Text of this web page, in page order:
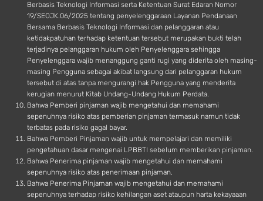
Berbasis Teknologi Informasi serta Ketentuan Surat Edaran Nomor
19/SEOJK.06/2025 tentang penyelenggaraan Layanan Pendanaan
Bersama Berbasis Teknologi Informasi dan pelanggaran atau
ketidakpatuhan terhadap ketentuan tersebut merupakan bukti telah
terjadinya pelanggaran hukum oleh Penyelenggara sehingga
Penyelenggara wajib menanggung ganti rugi yang diderita oleh masing-
masing Pengguna sebagai akibat langsung dari pelanggaran hukum
tersebut di atas tanpa mengurangi hak Pengguna yang menderita
kerugian menurut Kitab Undang-Undang Hukum Perdata.
Bahwa Pemberi pinjaman wajib mengetahui dan memahami
sepenuhnya risiko atas pemberian pinjaman termasuk namun tidak
terbatas pada risiko gagal bayar.
Bahwa Pemberi Pinjaman wajib untuk mempelajari dan memiliki
pengetahuan dasar mengenai LPBBTI sebelum memberikan pinjaman.
Bahwa Penerima pinjaman wajib mengetahui dan memahami
sepenuhnya risiko atas penerimaan pinjaman.
Bahwa Penerima Pinjaman wajib mengetahui dan memahami
sepenuhnya terhadap risiko kehilangan aset ataupun harta kekayaaan